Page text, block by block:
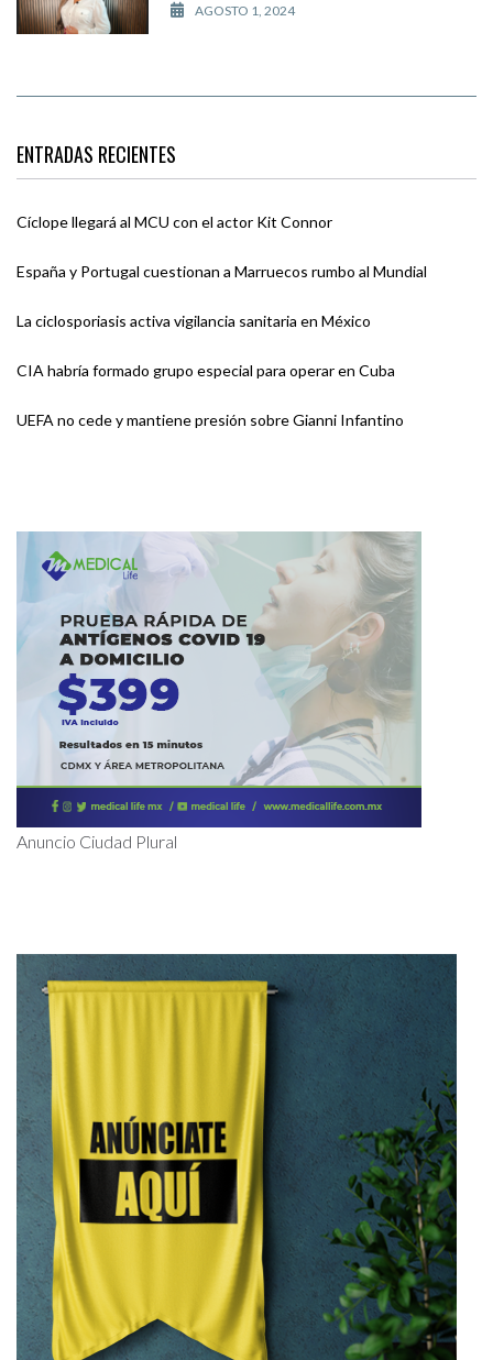
AGOSTO 1, 2024
ENTRADAS RECIENTES
Cíclope llegará al MCU con el actor Kit Connor
España y Portugal cuestionan a Marruecos rumbo al Mundial
La ciclosporiasis activa vigilancia sanitaria en México
CIA habría formado grupo especial para operar en Cuba
UEFA no cede y mantiene presión sobre Gianni Infantino
Anuncio Ciudad Plural